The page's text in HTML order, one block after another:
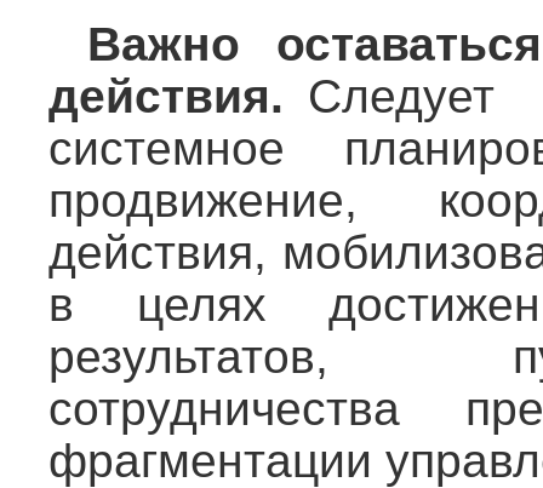
Важно
действия. Следует
системное
продвижение,
действия,
в целях
результатов,
сотрудничества
фрагментации